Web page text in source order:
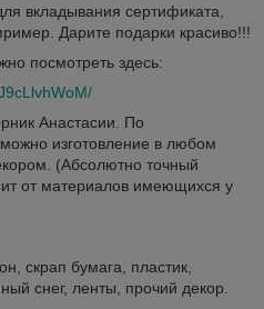
вкладывания сертификата,
Дарите подарки красиво!!!
посмотреть здесь:
Анастасии. По
изготовление в любом
(Абсолютно точный
от материалов имеющихся у
скрап бумага, пластик,
снег, ленты, прочий декор.